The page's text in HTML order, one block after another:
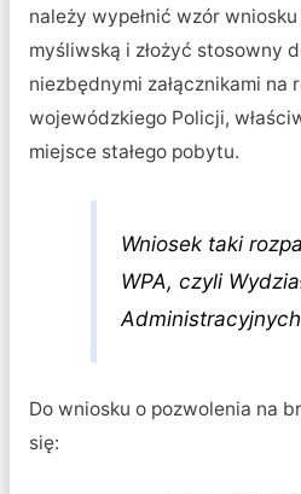
należy wypełnić wzór
myśliwską i złożyć stosowny
niezbędnymi załącznikami na
wojewódzkiego Policji,
miejsce stałego pobytu.
Wniosek taki
WPA, czyli
Do wniosku o pozwolenia na
się: